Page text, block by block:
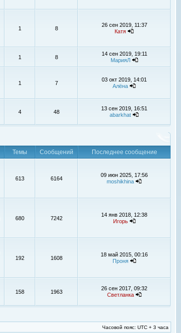
1 8
26 сен 2019, 11:37
Катя
1 8
14 сен 2019, 19:11
МарияЛ
1 7
03 окт 2019, 14:01
Алёна
4 48
13 сен 2019, 16:51
abarkhat
Темы Сообщений
Последнее сообщение
613 6164
09 июн 2025, 17:56
moshikhina
680 7242
14 янв 2018, 12:38
Игорь
192 1608
18 май 2015, 00:16
Проня
158 1963
26 сен 2017, 09:32
Светланка
Часовой пояс: UTC + 3 часа